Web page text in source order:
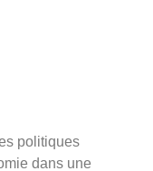
politiques
dans une